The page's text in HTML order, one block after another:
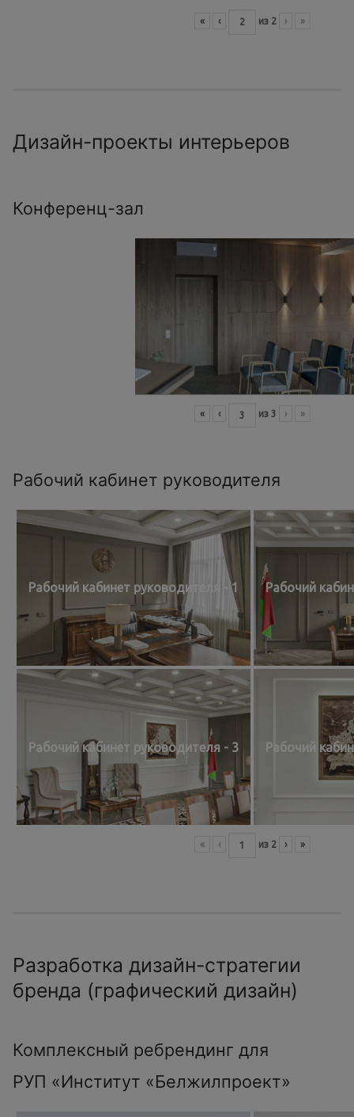
« ‹ из 2 › »
Дизайн-проекты интерьеров
Конференц-зал
« ‹ из 3 › »
Рабочий кабинет руководителя
Рабочий кабинет руководителя - 1 Рабочий
Рабочий кабинет руководителя - 3 Рабочий
« ‹ из 2 › »
Разработка дизайн-стратегии
бренда (графический дизайн)
Комплексный ребрендинг для
РУП «Институт «Белжилпроект»